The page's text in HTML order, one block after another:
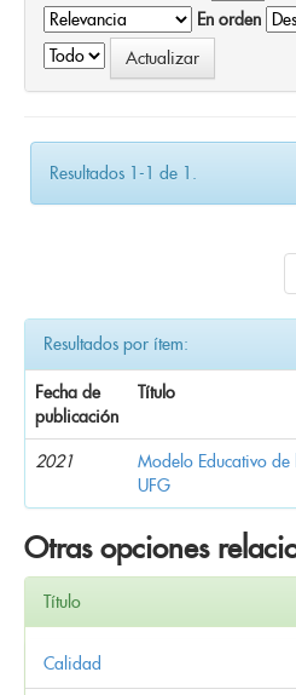
En orden
Resultados 1-1 de 1.
Resultados por ítem:
Fecha de
publicación
Título
2021
Modelo Educativo de
UFG
Otras opciones
Título
Calidad